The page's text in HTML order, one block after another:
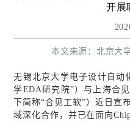
开展
本文来源：北京大
无锡北京大学电子设计自动
学EDA研究院”）与上海合
下简称“合见工软”）近日宣
域深化合作，并已在面向